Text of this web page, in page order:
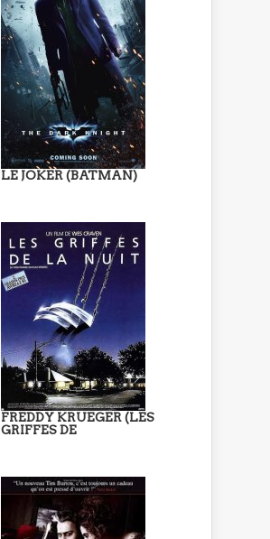
LE JOKER (BATMAN)
FREDDY KRUEGER (LES
GRIFFES DE